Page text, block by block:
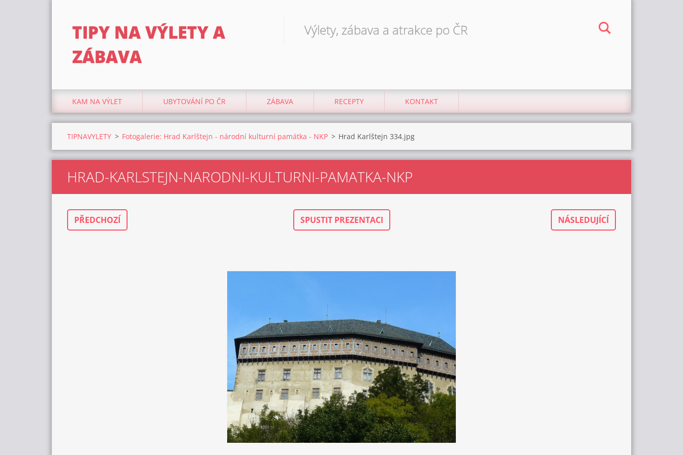
TIPY NA VÝLETY A
ZÁBAVA
Výlety, zábava a atrakce po ČR
KAM NA VÝLET UBYTOVÁNÍ PO ČR ZÁBAVA RECEPTY KONTAKT
TIPNAVYLETY > Fotogalerie: Hrad Karlštejn - národní kulturní památka - NKP > Hrad Karlštejn 334.jpg
HRAD-KARLSTEJN-NARODNI-KULTURNI-PAMATKA-NKP
PŘEDCHOZÍ SPUSTIT PREZENTACI NÁSLEDUJÍCÍ